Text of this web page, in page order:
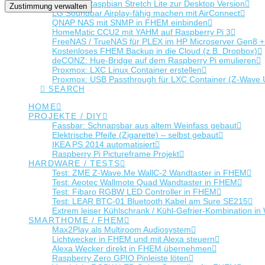
Upgrade Raspbian Stretch Lite zur Desktop Version
LG Soundbar Airplay-fähig machen mit AirConnect
QNAP NAS mit SNMP in FHEM einbinden
HomeMatic CCU2 mit YAHM auf Raspberry Pi 3
FreeNAS / TrueNAS für PLEX im HP Microserver Gen8
Kostenloses FHEM Backup in die Cloud (z.B. Dropbox)
deCONZ: Hue-Bridge auf dem Raspberry Pi emulieren
Proxmox: LXC Linux Container erstellen
Proxmox: USB Passthrough für LXC Container (Z-Wave
SEARCH
HOME
PROJEKTE / DIY
Fassbar: Schnapsbar aus altem Weinfass gebaut
Elektrische Pfeife (Zigarette) – selbst gebaut
IKEA PS 2014 automatisiert
Raspberry Pi Pictureframe Projekt
HARDWARE / TESTS
Test: ZME Z-Wave.Me WallC-2 Wandtaster in FHEM
Test: Aeotec Wallmote Quad Wandtaster in FHEM
Test: Fibaro RGBW LED Controller in FHEM
Test: LEAR BTC-01 Bluetooth Kabel am Sure SE215
Extrem leiser Kühlschrank / Kühl-Gefrier-Kombination in
SMARTHOME / FHEM
Max2Play als Multiroom Audiosystem
Lichtwecker in FHEM und mit Alexa steuern
Alexa Wecker direkt in FHEM übernehmen
Raspberry Zero GPIO Pinleiste löten
Zustimmung verwalten